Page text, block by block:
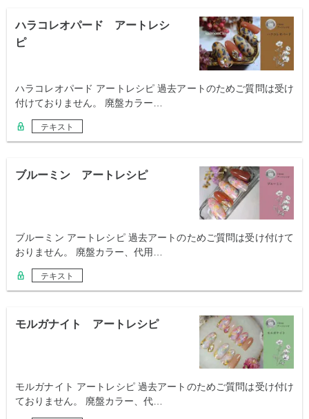
ハラコレオパード アートレシ
ピ
ハラコレオパード アートレシピ 過去アートのためご質問は受け
付けておりません。 廃盤カラー…
テキスト
ブルーミン アートレシピ
ブルーミン アートレシピ 過去アートのためご質問は受け付けて
おりません。 廃盤カラー、代用…
テキスト
モルガナイト アートレシピ
モルガナイト アートレシピ 過去アートのためご質問は受け付け
ておりません。 廃盤カラー、代…